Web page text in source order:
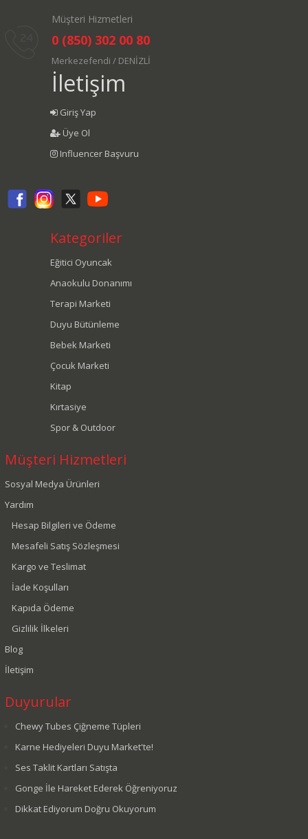
Müşteri Hizmetleri
0 (850) 302 00 80
Merkezefendi / DENİZLİ
İletişim
Giriş Yap
Üye Ol
Influencer Başvuru
Kategoriler
Eğitici Oyuncak
Anaokulu Donanımı
Terapi Marketi
Duyu Bütünleme
Bebek Marketi
Çocuk Marketi
Kitap
Kırtasiye
Spor & Outdoor
Müşteri Hizmetleri
Sosyal Medya Ürünleri
Yardım
Hesap Bilgileri ve Ödeme
Mesafeli Satış Sözleşmesi
Kargo ve Teslimat
İade Koşulları
Kapıda Ödeme
Gizlilik İlkeleri
Blog
İletişim
Duyurular
Chewy Tubes Çiğneme Tüpleri
Karne Hediyeleri Duyu Market'te!
Ses Taklit Kartları Satışta
Gonge İle Hareket Ederek Öğreniyoruz
Dikkat Ediyorum Doğru Okuyorum